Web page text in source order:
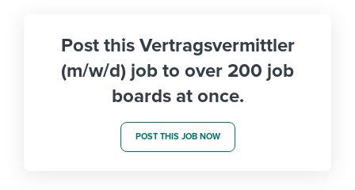
Post this Vertragsvermittler
(m/w/d) job to over 200 job
boards at once.
POST THIS JOB NOW